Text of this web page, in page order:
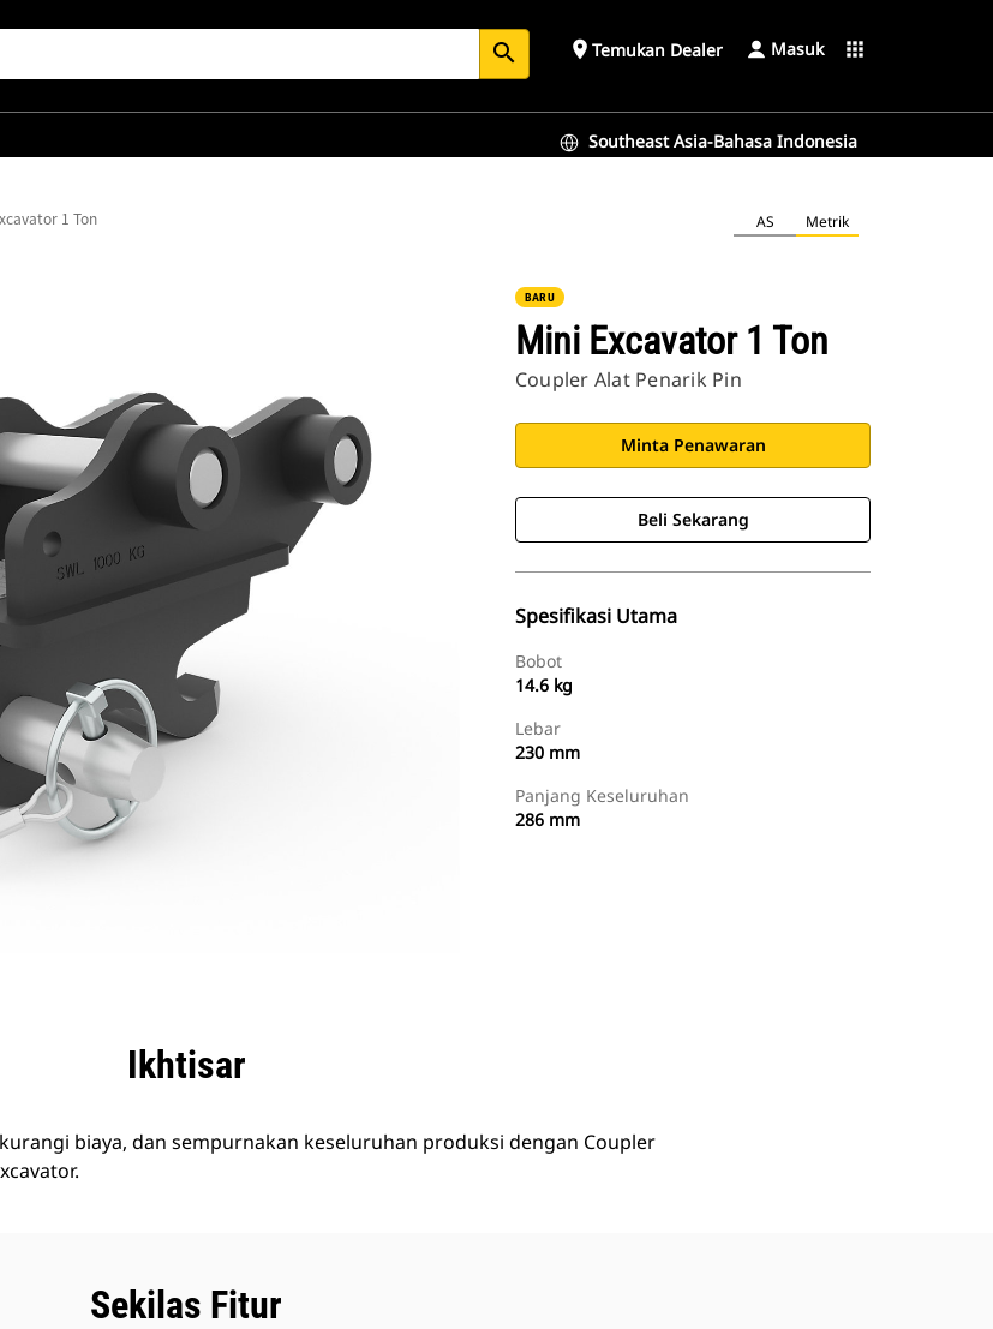
search place Temukan Dealer Masuk apps
Southeast Asia-Bahasa Indonesia
1 Ton AS Metrik
BARU
Mini Excavator 1 Ton
Coupler Alat Penarik Pin
Minta Penawaran
Beli Sekarang
Spesifikasi Utama
Bobot
14.6 kg
Lebar
230 mm
Panjang Keseluruhan
286 mm
Ikhtisar
biaya, dan sempurnakan keseluruhan produksi dengan Coupler
Sekilas Fitur